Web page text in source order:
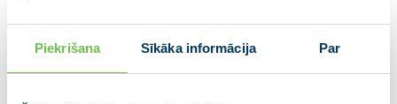
Piekrišana Sīkāka informācija Par
tuvākajos gados ir uzrunāt tieši jaunus,